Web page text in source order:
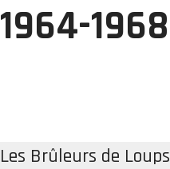
1964-1968
Les Brûleurs de Loups